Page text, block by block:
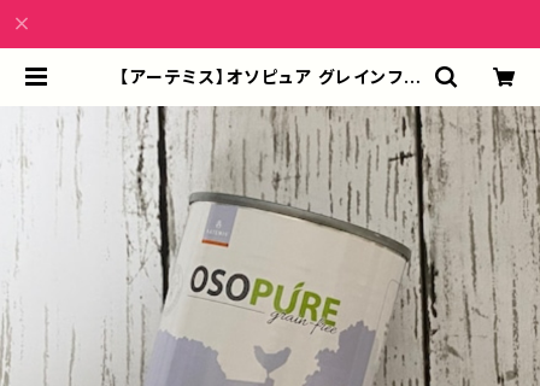
【アーテミス】オソピュア グレインフリ
食・ウェットフード｜穀物不使用・全年
齢対応 | ligshop